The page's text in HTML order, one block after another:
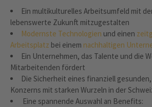
Ein multikulturelles Arbeitsumfeld mit
lebenswerte Zukunft mitzugestalten
Modernste Technologien und einen
Arbeitsplatz bei einem nachhaltigen
Ein Unternehmen, das Talente und die
Mitarbeitenden fördert
Die Sicherheit eines finanziell
Konzerns mit starken Wurzeln in der
Eine spannende Auswahl an Benefits: